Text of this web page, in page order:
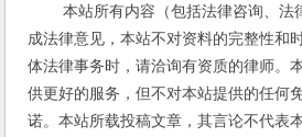
本站所有内容（包括法律咨询、法
成法律意见，本站不对资料的完整性和
体法律事务时，请洽询有资质的律师。
供更好的服务，但不对本站提供的任何
诺。本站所载投稿文章，其言论不代表